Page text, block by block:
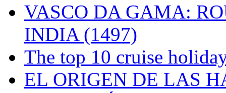
VASCO DA GAMA:
INDIA (1497)
The top 10 cruise
EL ORIGEN DE LAS